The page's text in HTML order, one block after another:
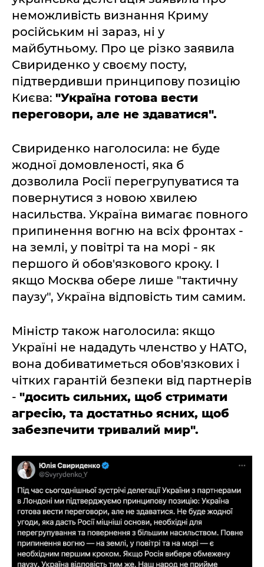
неможливість визнання Криму
російським ні зараз, ні у
майбутньому. Про це різко заявила
Свириденко у своєму посту,
підтвердивши принципову позицію
Києва: "Україна готова вести
переговори, але не здаватися".
Свириденко наголосила: не буде
жодної домовленості, яка б
дозволила Росії перегрупуватися та
повернутися з новою хвилею
насильства. Україна вимагає повного
припинення вогню на всіх фронтах -
на землі, у повітрі та на морі - як
першого й обов'язкового кроку. І
якщо Москва обере лише "тактичну
паузу", Україна відповість тим самим.
Міністр також наголосила: якщо
Україні не нададуть членство у НАТО,
вона добиватиметься обов'язкових і
чітких гарантій безпеки від партнерів
- "досить сильних, щоб стримати
агресію, та достатньо ясних, щоб
забезпечити тривалий мир".